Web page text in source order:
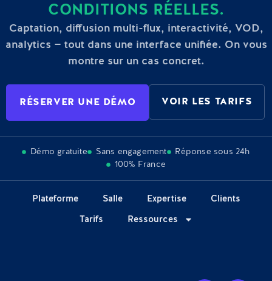
CONDITIONS RÉELLES.
Captation, diffusion multi-flux, interactivité, VOD,
analytics — tout dans une interface unifiée. On vous
montre sur un cas concret.
RÉSERVER UNE DÉMO VOIR LES TARIFS
Démo gratuite Sans engagement
Réponse sous 24h
100% France
Plateforme Salle Expertise Clients
Tarifs Ressources